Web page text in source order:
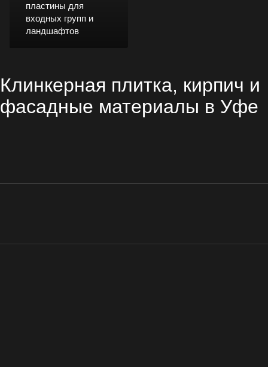
пластины для
входных групп и
ландшафтов
Клинкерная плитка, кирпич и
фасадные материалы в Уфе